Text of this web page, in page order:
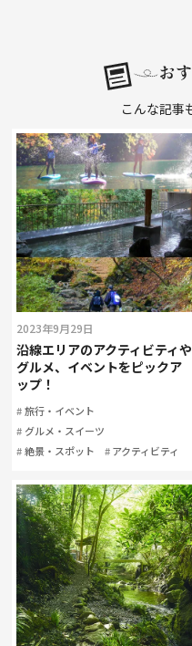
こんな記事
2023年9月29日
沿線エリアのアクティビティや
グルメ、イベントをピックア
ップ！
旅行・イベント
グルメ・スイーツ
絶景・スポット
アクティビティ